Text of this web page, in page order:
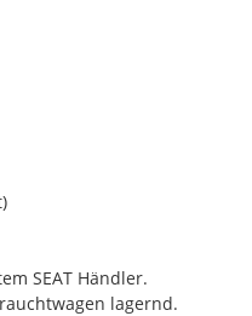
SEAT Händler.
lagernd.